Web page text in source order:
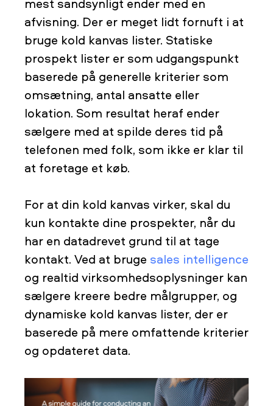
afvisning. Der er meget lidt fornuft i at
bruge kold kanvas lister. Statiske
prospekt lister er som udgangspunkt
baserede på generelle kriterier som
omsætning, antal ansatte eller
lokation. Som resultat heraf ender
sælgere med at spilde deres tid på
telefonen med folk, som ikke er klar til
at foretage et køb.
For at din kold kanvas virker, skal du
kun kontakte dine prospekter, når du
har en datadrevet grund til at tage
kontakt. Ved at bruge sales intelligence
og realtid virksomhedsoplysninger kan
sælgere kreere bedre målgrupper, og
dynamiske kold kanvas lister, der er
baserede på mere omfattende kriterier
og opdateret data.